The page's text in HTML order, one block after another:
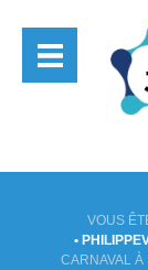
VOUS
•
CARNAVAL À